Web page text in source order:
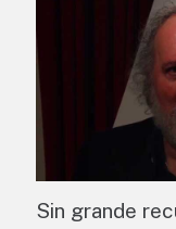
Sin grande